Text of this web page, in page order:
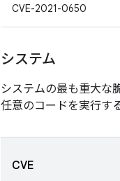
CVE-2021-0650
システム
システムの最も重大な
任意のコードを実行す
CVE